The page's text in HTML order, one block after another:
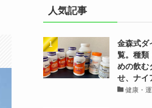
人気記事
金森式ダ
覧。種類
めの飲む
せ、ナイ
健康・